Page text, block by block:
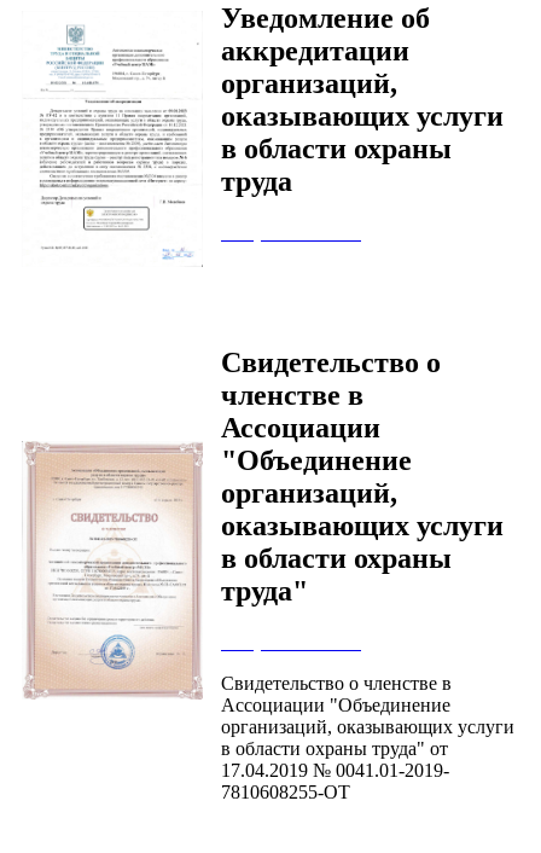
Уведомление об
аккредитации
организаций,
оказывающих услуги
в области охраны
труда
Свидетельство о
членстве в
Ассоциации
"Объединение
организаций,
оказывающих услуги
в области охраны
труда"
Свидетельство о членстве в
Ассоциации "Объединение
организаций, оказывающих услуги
в области охраны труда" от
17.04.2019 № 0041.01-2019-
7810608255-ОТ